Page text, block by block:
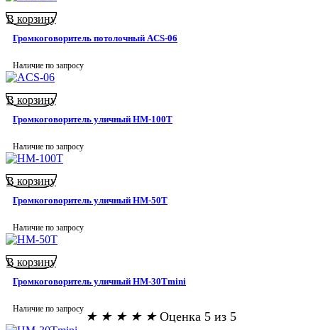
В корзину
Громкоговоритель потолочный ACS-06
Наличие по запросу
В корзину
Громкоговоритель уличный HM-100T
Наличие по запросу
В корзину
Громкоговоритель уличный HM-50T
Наличие по запросу
В корзину
Громкоговоритель уличный HM-30Tmini
Наличие по запросу
★ ★ ★ ★ ★ Оценка 5 из 5